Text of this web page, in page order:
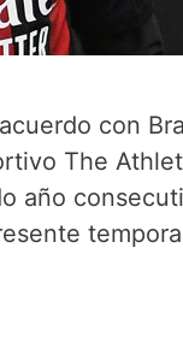
con
The
año